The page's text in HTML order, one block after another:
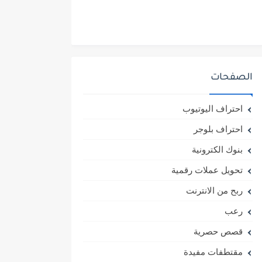
الصفحات
احتراف اليوتيوب
احتراف بلوجر
بنوك الكترونية
تحويل عملات رقمية
ربح من الانترنت
رعب
قصص حصرية
مقتطفات مفيدة